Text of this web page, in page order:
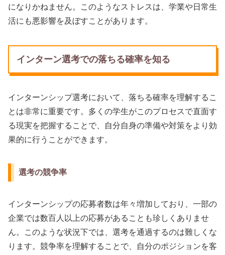
になりかねません。このようなストレスは、学業や日常生
活にも悪影響を及ぼすことがあります。
インターン選考での落ちる確率を知る
インターンシップ選考において、落ちる確率を理解するこ
とは非常に重要です。多くの学生がこのプロセスで直面す
る現実を把握することで、自分自身の準備や対策をより効
果的に行うことができます。
選考の競争率
インターンシップの応募者数は年々増加しており、一部の
企業では数百人以上の応募があることも珍しくありませ
ん。このような状況下では、選考を通過するのは難しくな
ります。競争率を理解することで、自分のポジションを客